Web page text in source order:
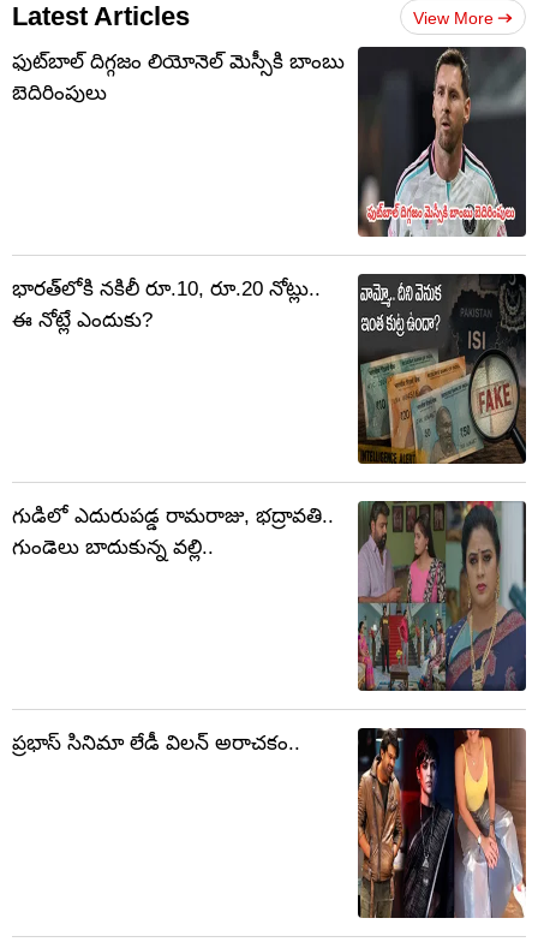
Latest Articles View More
ఫుట్‌బాల్ దిగ్గజం లియోనెల్ మెస్సీకి బాంబు
బెదిరింపులు
భారత్‌లోకి నకిలీ రూ.10, రూ.20 నోట్లు..
ఈ నోట్లే ఎందుకు?
గుడిలో ఎదురుపడ్డ రామరాజు, భద్రావతి..
గుండెలు బాదుకున్న వల్లి..
ప్రభాస్ సినిమా లేడీ విలన్ అరాచకం..